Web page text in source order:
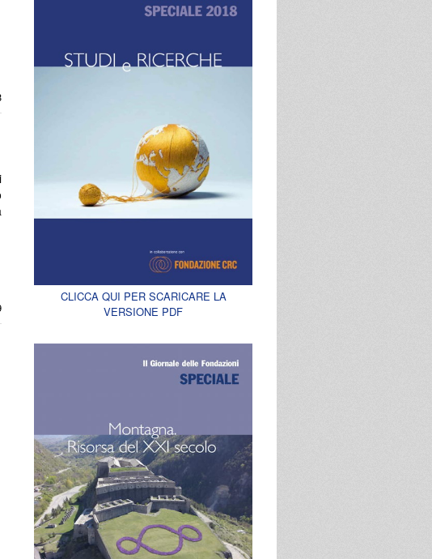
CLICCA QUI PER SCARICARE LA
VERSIONE PDF